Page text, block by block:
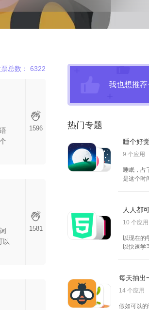
总数： 6322
1596
以
1581
我也想推
热门专题
睡个好
9 个应用
睡眠，占
是这个时
人人都
10 个应用
以现在的
以快速学
满的，
己的编程
14 个应用
假如可以